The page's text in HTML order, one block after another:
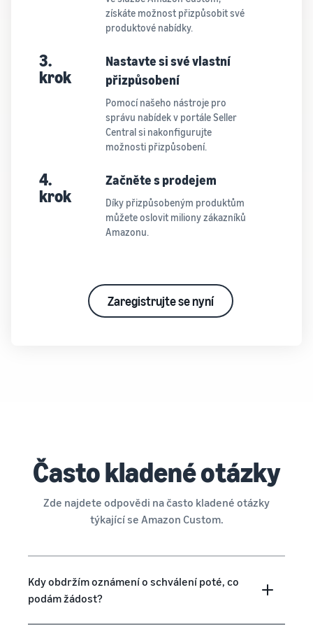
získáte možnost přizpůsobit své
produktové nabídky.
3.
krok
Nastavte si své vlastní
přizpůsobení
Pomocí našeho nástroje pro
správu nabídek v portále Seller
Central si nakonfigurujte
možnosti přizpůsobení.
4.
krok
Začněte s prodejem
Díky přizpůsobeným produktům
můžete oslovit miliony zákazníků
Amazonu.
Zaregistrujte se nyní
Často kladené otázky
Zde najdete odpovědi na často kladené otázky
týkající se Amazon Custom.
Kdy obdržím oznámení o schválení poté, co
podám žádost?